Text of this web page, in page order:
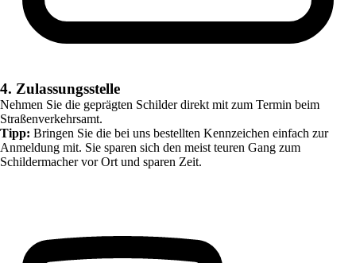
4. Zulassungsstelle
Nehmen Sie die geprägten Schilder direkt mit zum Termin beim
Straßenverkehrsamt.
Tipp: Bringen Sie die bei uns bestellten Kennzeichen einfach zur
Anmeldung mit. Sie sparen sich den meist teuren Gang zum
Schildermacher vor Ort und sparen Zeit.